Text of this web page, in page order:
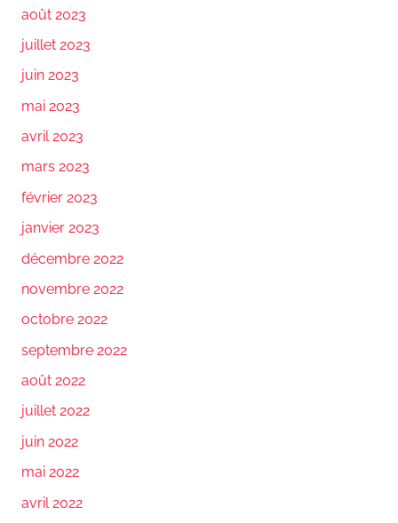
août 2023
juillet 2023
juin 2023
mai 2023
avril 2023
mars 2023
février 2023
janvier 2023
décembre 2022
novembre 2022
octobre 2022
septembre 2022
août 2022
juillet 2022
juin 2022
mai 2022
avril 2022